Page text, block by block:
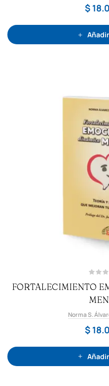
o
n
d
5
$
a
o
r
d
o
o
n
d
5
FORTALECIMIENTO
Norma S.
$